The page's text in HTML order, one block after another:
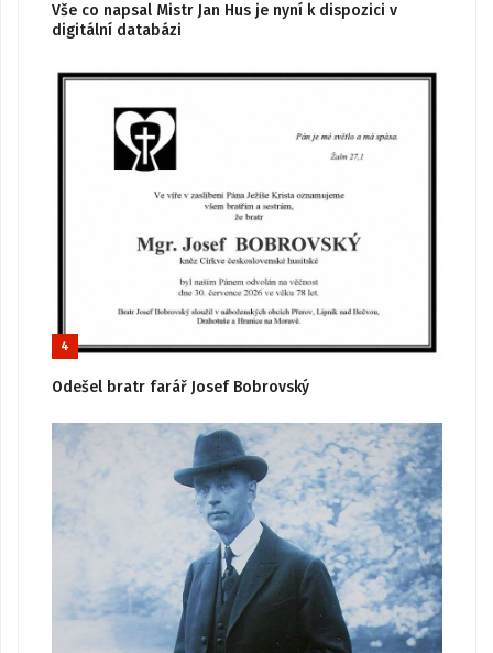
Vše co napsal Mistr Jan Hus je nyní k dispozici v
digitální databázi
4
Odešel bratr farář Josef Bobrovský